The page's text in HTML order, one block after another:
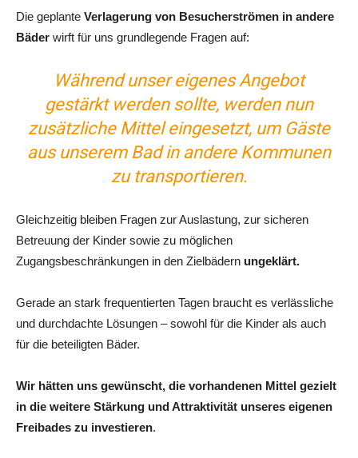
Die geplante Verlagerung von Besucherströmen in andere
Bäder wirft für uns grundlegende Fragen auf:
Während unser eigenes Angebot
gestärkt werden sollte, werden nun
zusätzliche Mittel eingesetzt, um Gäste
aus unserem Bad in andere Kommunen
zu transportieren.
Gleichzeitig bleiben Fragen zur Auslastung, zur sicheren
Betreuung der Kinder sowie zu möglichen
Zugangsbeschränkungen in den Zielbädern ungeklärt.
Gerade an stark frequentierten Tagen braucht es verlässliche
und durchdachte Lösungen – sowohl für die Kinder als auch
für die beteiligten Bäder.
Wir hätten uns gewünscht, die vorhandenen Mittel gezielt
in die weitere Stärkung und Attraktivität unseres eigenen
Freibades zu investieren.